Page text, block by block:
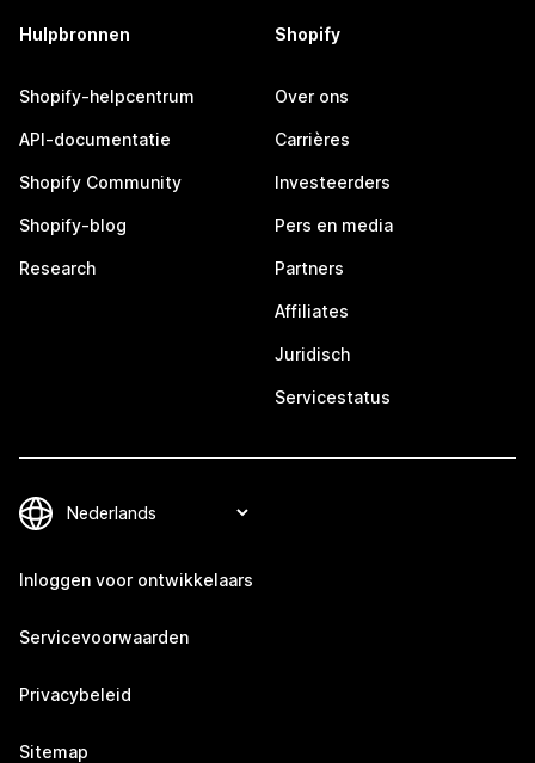
Hulpbronnen
Shopify-helpcentrum
API-documentatie
Shopify Community
Shopify-blog
Research
Shopify
Over ons
Carrières
Investeerders
Pers en media
Partners
Affiliates
Juridisch
Servicestatus
Inloggen voor ontwikkelaars
Servicevoorwaarden
Privacybeleid
Sitemap